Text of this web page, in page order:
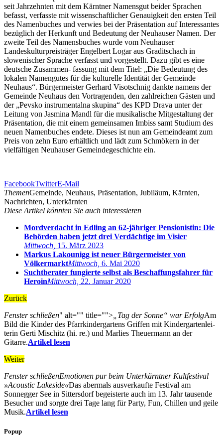
seit Jahrzehnten mit dem Kärntner Namensgut beider Sprachen
befasst, verfasste mit wissenschaftlicher Genauigkeit den ersten Teil
des Namenbuches und verwies bei der Präsentation auf Interessantes
bezüglich der Herkunft und Bedeutung der Neuhauser Namen. Der
zweite Teil des Namensbuches wurde vom Neuhauser
Landeskulturpreisträger Engelbert Logar aus Graditschach in
slowenischer Sprache verfasst und vorgestellt. Dazu gibt es eine
deutsche Zusammen- fassung mit dem Titel: „Die Bedeutung des
lokalen Namengutes für die kulturelle Identität der Gemeinde
Neuhaus“. Bürgermeister Gerhard Visotschnig dankte namens der
Gemeinde Neuhaus den Vortragenden, den zahlreichen Gästen und
der „Pevsko instrumentalna skupina“ des KPD Drava unter der
Leitung von Jasmina Mandl für die musikalische Mitgestaltung der
Präsentation, die mit einem gemeinsamen Imbiss samt Studium des
neuen Namenbuches endete. Dieses ist nun am Gemeindeamt zum
Preis von zehn Euro erhältlich und lädt zum Schmökern in der
vielfältigen Neuhauser Gemeindegeschichte ein.
FacebookTwitterE-Mail
ThemenGemeinde, Neuhaus, Präsentation, Jubiläum, Kärnten,
Nachrichten, Unterkärnten
Diese Artikel könnten Sie auch interessieren
Mordverdacht in Edling an 62-jähriger Pensionistin: Die
Behörden haben jetzt drei Verdächtige im Visier
Mittwoch, 15. März 2023
Markus Lakounigg ist neuer Bürgermeister von
VölkermarktMittwoch, 6. Mai 2020
Suchtberater fungierte selbst als Beschaffungsfahrer für
HeroinMittwoch, 22. Januar 2020
Zurück
Fenster schließen" alt="" title=""> „Tag der Sonne“ war ErfolgAm
Bild die Kinder des Pfarrkindergartens Griffen mit Kindergartenlei-
terin Gerti Mischitz (hi. re.) und Marlies Theuermann an der
Gitarre.Artikel lesen
Weiter
Fenster schließenEmotionen pur beim Unterkärntner Kultfestival
»Acoustic Lakeside«Das abermals ausverkaufte Festival am
Sonnegger See in Sittersdorf begeisterte auch im 13. Jahr tausende
Besucher und sorgte drei Tage lang für Party, Fun, Chillen und geile
Musik.Artikel lesen
Popup